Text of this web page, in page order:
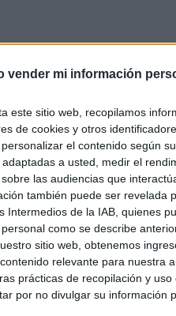
vender mi información
este sitio web, recopilamos
de cookies y otros
el contenido según
adaptadas a usted, medir el
las audiencias que
también puede ser revelada
Intermedios de la IAB, quienes
como se describe
sitio web, obtenemos
relevante para nuestra
prácticas de recopilación y
por no divulgar su información
Youtube, visible
la descarga lo antes